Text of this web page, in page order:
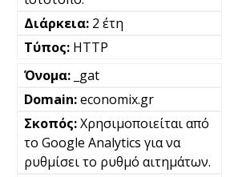
2 έτη
HTTP
_gat
economix.gr
Χρησιμοποιείται από
το Google Analytics για να
ρυθμίσει το ρυθμό αιτημάτων.